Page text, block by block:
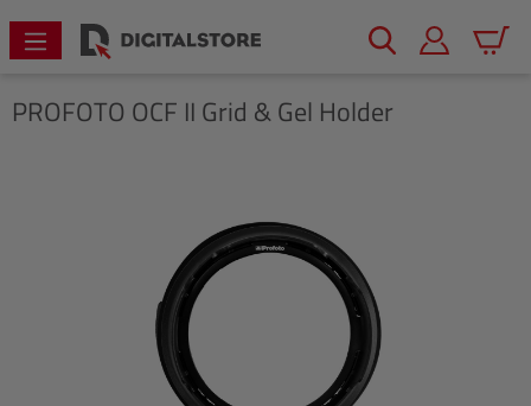
springen
PROFOTO OCF II Grid & Gel Holder